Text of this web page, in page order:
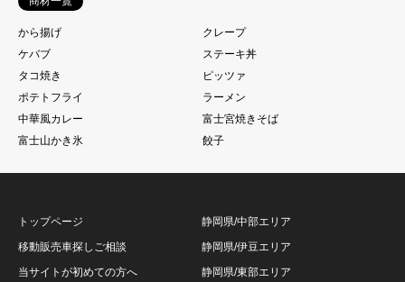
から揚げ
クレープ
ケバブ
ステーキ丼
タコ焼き
ピッツァ
ポテトフライ
ラーメン
中華風カレー
富士宮焼きそば
富士山かき氷
餃子
トップページ
移動販売車探しご相談
当サイトが初めての方へ
静岡県/中部エリア
静岡県/伊豆エリア
静岡県/東部エリア